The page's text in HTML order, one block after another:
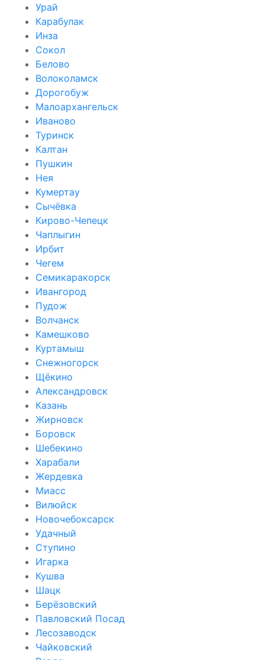
Урай
Карабулак
Инза
Сокол
Белово
Волоколамск
Дорогобуж
Малоархангельск
Иваново
Туринск
Калтан
Пушкин
Нея
Кумертау
Сычёвка
Кирово-Чепецк
Чаплыгин
Ирбит
Чегем
Семикаракорск
Ивангород
Пудож
Волчанск
Камешково
Куртамыш
Снежногорск
Щёкино
Александровск
Казань
Жирновск
Боровск
Шебекино
Харабали
Жердевка
Миасс
Вилюйск
Новочебоксарск
Удачный
Ступино
Игарка
Кушва
Шацк
Берёзовский
Павловский Посад
Лесозаводск
Чайковский